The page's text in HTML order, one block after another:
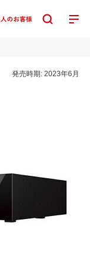
発売時期:2023年6月